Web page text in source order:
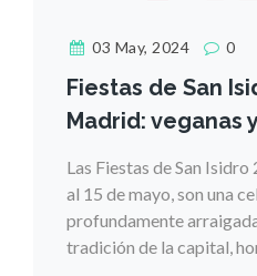
03 May, 2024 0
Fiestas de San
Madrid: veganas
Las Fiestas de San
al 15 de mayo, son una
profundamente
tradición de la capital,